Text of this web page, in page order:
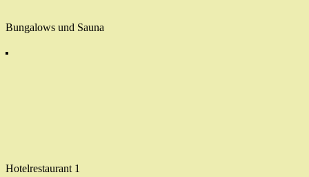
Bungalows und Sauna
Hotelrestaurant 1